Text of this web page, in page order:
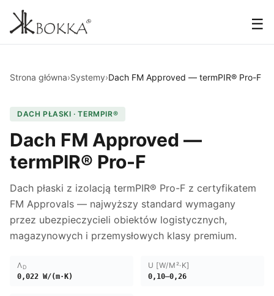
☰
Strona główna›Systemy›Dach FM Approved — termPIR® Pro-F
DACH PŁASKI · TERMPIR®
Dach FM Approved —
termPIR® Pro-F
Dach płaski z izolacją termPIR® Pro-F z certyfikatem
FM Approvals — najwyższy standard wymagany
przez ubezpieczycieli obiektów logistycznych,
magazynowych i przemysłowych klasy premium.
ΛD
0,022 W/(m·K)
U [W/M²·K]
0,10–0,26